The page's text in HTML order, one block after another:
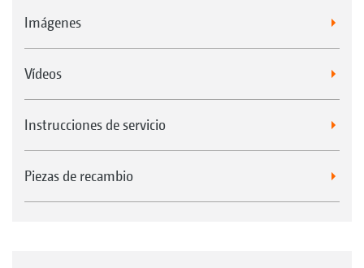
Imágenes
Vídeos
Instrucciones de servicio
Piezas de recambio